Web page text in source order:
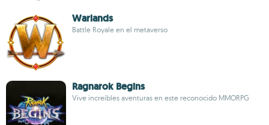
Warlands
Battle Royale en el metaverso
Ragnarok Begins
Vive increíbles aventuras en este reconocido MMORPG